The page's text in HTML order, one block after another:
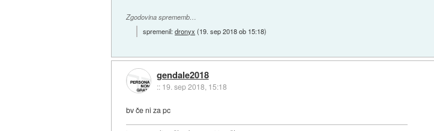
Zgodovina sprememb…
spremenil:dronyx (19. sep 2018 ob 15:18)
gendale2018
:: 19. sep 2018, 15:18
bv če ni za pc